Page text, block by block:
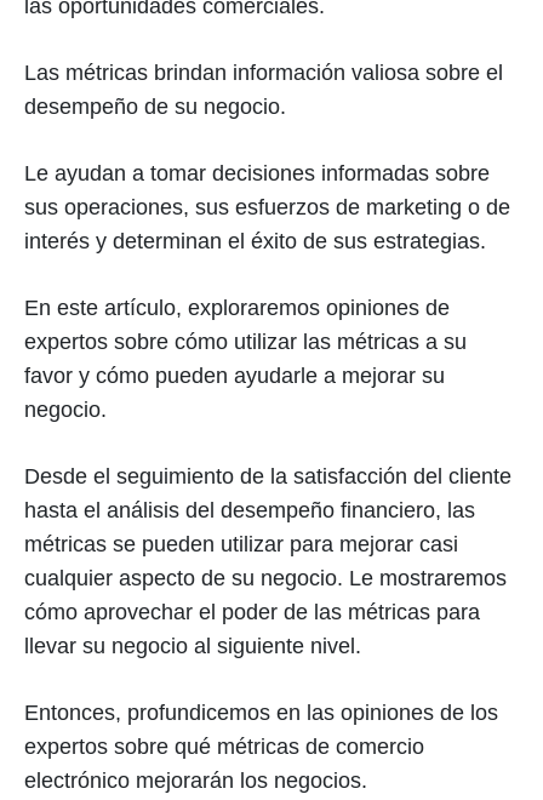
las oportunidades comerciales.
Las métricas brindan información valiosa sobre el
desempeño de su negocio.
Le ayudan a tomar decisiones informadas sobre
sus operaciones, sus esfuerzos de marketing o de
interés y determinan el éxito de sus estrategias.
En este artículo, exploraremos opiniones de
expertos sobre cómo utilizar las métricas a su
favor y cómo pueden ayudarle a mejorar su
negocio.
Desde el seguimiento de la satisfacción del cliente
hasta el análisis del desempeño financiero, las
métricas se pueden utilizar para mejorar casi
cualquier aspecto de su negocio. Le mostraremos
cómo aprovechar el poder de las métricas para
llevar su negocio al siguiente nivel.
Entonces, profundicemos en las opiniones de los
expertos sobre qué métricas de comercio
electrónico mejorarán los negocios.